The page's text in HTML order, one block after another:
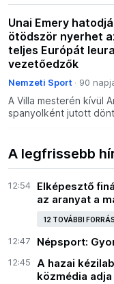
Unai Emery
ötödször nyerhet
teljes Európát
vezetőedzők
Nemzeti Sport 90
A Villa mesterén kívül
spanyolként jutott
A legfrissebb
12:54
Elképesztő
az aranyat a
12 TOVÁBBI FORRÁS
12:47 Népsport:
12:45
A hazai
közmédia